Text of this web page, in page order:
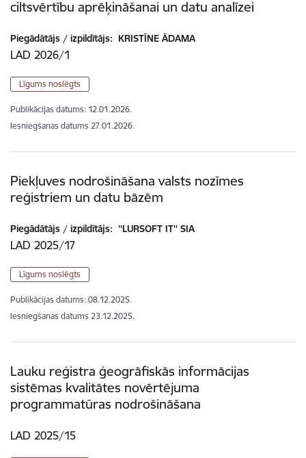
ciltsvērtību aprēķināšanai un datu analīzei
Piegādātājs / izpildītājs: KRISTĪNE ĀDAMA
LAD 2026/1
Līgums noslēgts
Publikācijas datums: 12.01.2026.
Iesniegšanas datums 27.01.2026.
Piekļuves nodrošināšana valsts nozīmes
reģistriem un datu bāzēm
Piegādātājs / izpildītājs: ''LURSOFT IT'' SIA
LAD 2025/17
Līgums noslēgts
Publikācijas datums: 08.12.2025.
Iesniegšanas datums 23.12.2025.
Lauku reģistra ģeogrāfiskās informācijas
sistēmas kvalitātes novērtējuma
programmatūras nodrošināšana
LAD 2025/15